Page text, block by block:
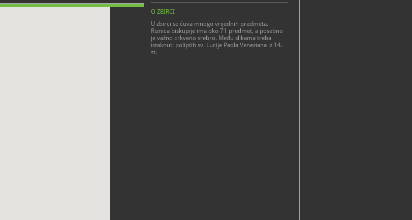
O ZBIRCI
U zbirci se čuva mnogo vrijednih predmeta.
Riznica biskupije ima oko 71 predmet, a posebno
je važno crkveno srebro. Među slikama treba
istaknuti poliptih sv. Lucije Paola Veneziana iz 14.
st.